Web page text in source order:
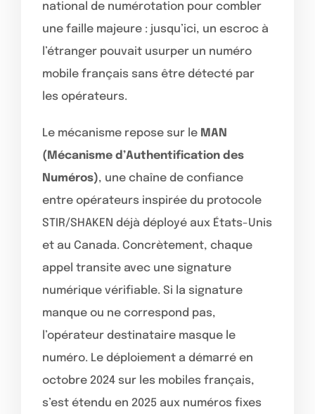
national de numérotation pour combler
une faille majeure : jusqu’ici, un escroc à
l’étranger pouvait usurper un numéro
mobile français sans être détecté par
les opérateurs.
Le mécanisme repose sur le MAN
(Mécanisme d’Authentification des
Numéros), une chaîne de confiance
entre opérateurs inspirée du protocole
STIR/SHAKEN déjà déployé aux États-Unis
et au Canada. Concrètement, chaque
appel transite avec une signature
numérique vérifiable. Si la signature
manque ou ne correspond pas,
l’opérateur destinataire masque le
numéro. Le déploiement a démarré en
octobre 2024 sur les mobiles français,
s’est étendu en 2025 aux numéros fixes